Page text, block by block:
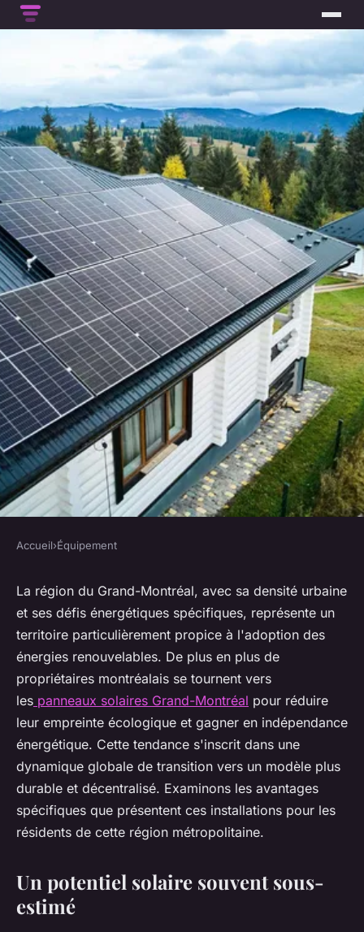
ÉQUIPEMENT
Les avantages des panneaux
solaires pour les propriétaires
du Grand-Montréal
Léon• 7 mai 2025•5 min de lecture
Accueil›Équipement
La région du Grand-Montréal, avec sa densité urbaine
et ses défis énergétiques spécifiques, représente un
territoire particulièrement propice à l'adoption des
énergies renouvelables. De plus en plus de
propriétaires montréalais se tournent vers
les panneaux solaires Grand-Montréal pour réduire
leur empreinte écologique et gagner en indépendance
énergétique. Cette tendance s'inscrit dans une
dynamique globale de transition vers un modèle plus
durable et décentralisé. Examinons les avantages
spécifiques que présentent ces installations pour les
résidents de cette région métropolitaine.
Un potentiel solaire souvent sous-
estimé